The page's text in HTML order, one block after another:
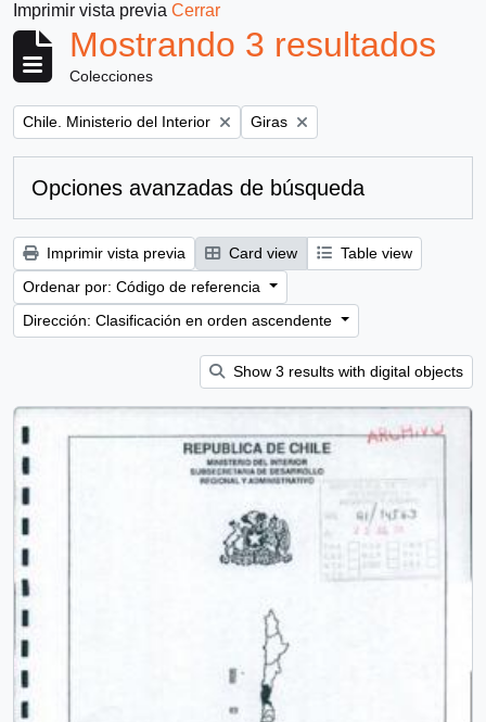
Imprimir vista previa Cerrar
Mostrando 3 resultados
Colecciones
Remove filter:
Chile. Ministerio del Interior Remove filter:
Giras
Opciones avanzadas de búsqueda
Imprimir vista previa Card view
Table view
Ordenar por: Código de referencia
Dirección: Clasificación en orden ascendente
Show 3 results with digital objects